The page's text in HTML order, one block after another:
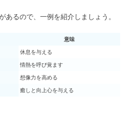
あるので、一例を紹介しましょう。
意味
休息を与える
情熱を呼び覚ます
想像力を高める
癒しと向上心を与える